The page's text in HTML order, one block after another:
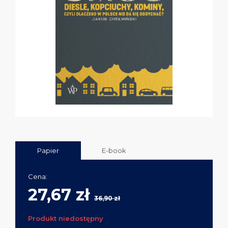
Papier E-book
Cena:
27,67 zł 36,90 zł
Produkt niedostępny